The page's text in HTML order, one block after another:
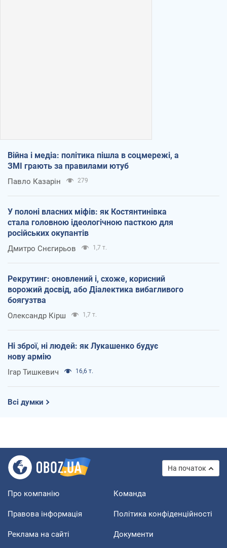
Війна і медіа: політика пішла в соцмережі, а
ЗМІ грають за правилами ютуб
Павло Казарін 279
У полоні власних міфів: як Костянтинівка
стала головною ідеологічною пасткою для
російських окупантів
Дмитро Снєгирьов 1,7 т.
Рекрутинг: оновлений і, схоже, корисний
ворожий досвід, або Діалектика вибагливого
боягузтва
Олександр Кірш 1,7 т.
Ні зброї, ні людей: як Лукашенко будує
нову армію
Ігар Тишкевич 16,6 т.
Всі думки
На початок
Про компанію Команда
Правова інформація Політика конфіденційності
Реклама на сайті Документи